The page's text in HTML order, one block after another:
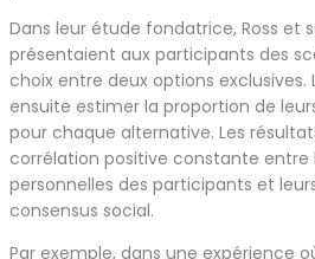
Dans leur étude fondatrice, Ross et
présentaient aux participants des
choix entre deux options exclusives.
ensuite estimer la proportion de
pour chaque alternative. Les
corrélation positive constante entre
personnelles des participants et
consensus social.
Par exemple, dans une expérience